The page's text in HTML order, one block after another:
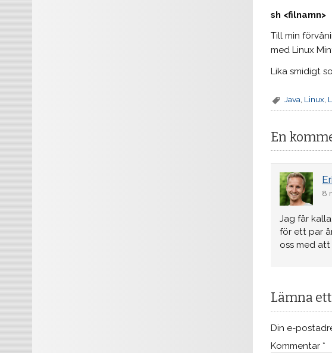
sh <filnamn>
Till min
med Linux
Lika smidigt
Java Linux
En
8
Jag får
för ett par
oss med
Lämna
Din e-
Kommentar *